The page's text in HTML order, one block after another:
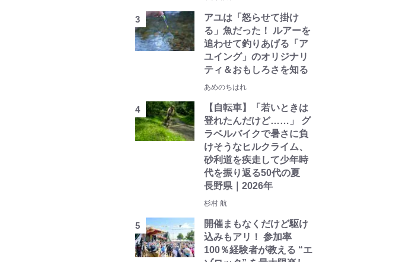
アユは「怒らせて掛け
る」魚だった！ ルアーを
追わせて釣りあげる「ア
ユイング」のオリジナリ
ティ＆おもしろさを知る
あめのちはれ
【自転車】「若いときは
登れたんだけど……」 グ
ラベルバイクで暑さに負
けそうなヒルクライム、
砂利道を疾走して少年時
代を振り返る50代の夏
長野県｜2026年
杉村 航
開催まもなくだけど駆け
込みもアリ！ 参加率
100％経験者が教える “エ